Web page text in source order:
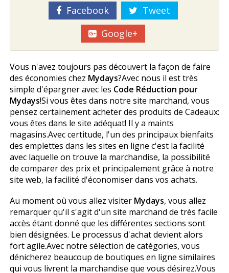
Facebook
Tweet
Google+
Vous n'avez toujours pas découvert la façon de faire
des économies chez Mydays?Avec nous il est très
simple d'épargner avec les Code Réduction pour
Mydays!Si vous êtes dans notre site marchand, vous
pensez certainement acheter des produits de Cadeaux:
vous êtes dans le site adéquat! Il y a maints
magasins.Avec certitude, l'un des principaux bienfaits
des emplettes dans les sites en ligne c'est la facilité
avec laquelle on trouve la marchandise, la possibilité
de comparer des prix et principalement grâce à notre
site web, la facilité d'économiser dans vos achats.
Au moment où vous allez visiter Mydays, vous allez
remarquer qu'il s'agit d'un site marchand de très facile
accès étant donné que les différentes sections sont
bien désignées. Le processus d'achat devient alors
fort agile.Avec notre sélection de catégories, vous
dénicherez beaucoup de boutiques en ligne similaires
qui vous livrent la marchandise que vous désirez.Vous